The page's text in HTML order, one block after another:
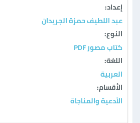
إعداد:
عبد اللطيف حمزة الجريدان
النوع:
كتاب مصور PDF
اللغة:
العربية
الأقسام:
الأدعية والمناجاة